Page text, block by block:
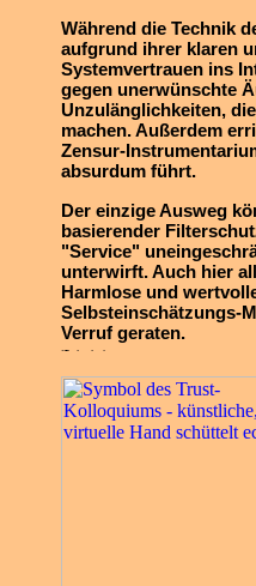
Während die Technik
aufgrund ihrer klaren
Systemvertrauen ins
gegen unerwünschte
Unzulänglichkeiten,
machen. Außerdem
Zensur-
absurdum führt.
Der einzige Ausweg
basierender
"Service"
unterwirft. Auch hier
Harmlose und
Selbsteinschätzungs-
Verruf geraten.